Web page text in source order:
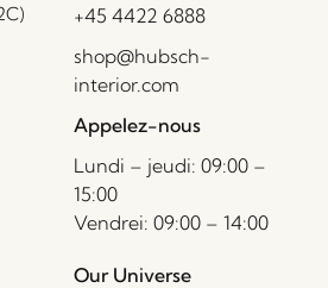
+45 4422 6888
shop@hubsch-
interior.com
Appelez-nous
Lundi – jeudi: 09:00 –
15:00
Vendrei: 09:00 – 14:00
Our Universe